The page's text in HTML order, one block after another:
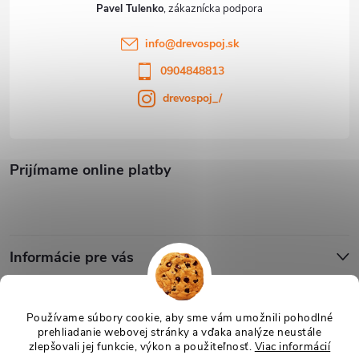
Používame súbory cookie, aby sme vám umožnili pohodlné
prehliadanie webovej stránky a vďaka analýze neustále
zlepšovali jej funkcie, výkon a použiteľnosť. Viac informácií
Prijímame online platby
Pavel Tulenko
info@drevospoj.sk
0904848813
drevospoj_/
Informácie pre vás